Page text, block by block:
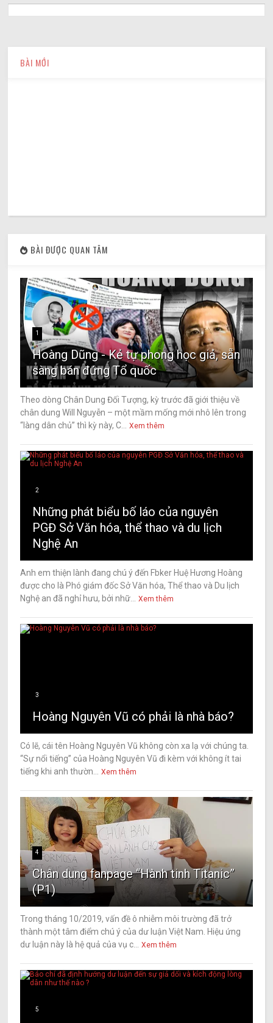
BÀI MỚI
BÀI ĐƯỢC QUAN TÂM
1
Hoàng Dũng - Kẻ tự phong học giả, sẵn
sàng bán đứng Tổ quốc
Theo dòng Chân Dung Đối Tượng, kỳ trước đã giới thiệu về
chân dung Will Nguyễn – một mầm mống mới nhô lên trong
“làng dân chủ” thì kỳ này, C...
Xem thêm
2
Những phát biểu bố láo của nguyên
PGĐ Sở Văn hóa, thể thao và du lịch
Nghệ An
Anh em thiện lành đang chú ý đến Fbker Huệ Hương Hoàng
được cho là Phó giám đốc Sở Văn hóa, Thể thao và Du lịch
Nghệ an đã nghỉ hưu, bởi nhữ...
Xem thêm
3
Hoàng Nguyên Vũ có phải là nhà báo?
Có lẽ, cái tên Hoàng Nguyên Vũ không còn xa lạ với chúng ta.
“Sự nổi tiếng” của Hoàng Nguyên Vũ đi kèm với không ít tai
tiếng khi anh thườn...
Xem thêm
4
Chân dung fanpage “Hành tinh Titanic”
(P1)
Trong tháng 10/2019, vấn đề ô nhiễm môi trường đã trở
thành một tâm điểm chú ý của dư luận Việt Nam. Hiệu ứng
dư luận này là hệ quả của vụ c...
Xem thêm
5